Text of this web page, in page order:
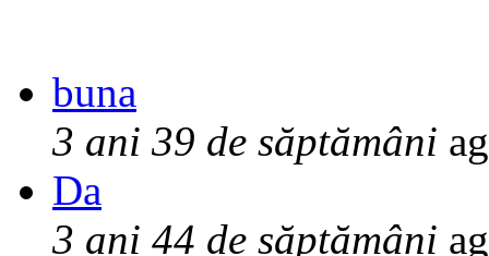
buna
3 ani 39 de săptămâni
Da
3 ani 44 de săptămâni